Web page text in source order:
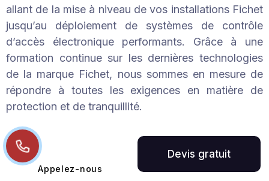
allant de la mise à niveau de vos installations Fichet
jusqu’au déploiement de systèmes de contrôle
d’accès électronique performants. Grâce à une
formation continue sur les dernières technologies
de la marque Fichet, nous sommes en mesure de
répondre à toutes les exigences en matière de
protection et de tranquillité.
Appelez-nous